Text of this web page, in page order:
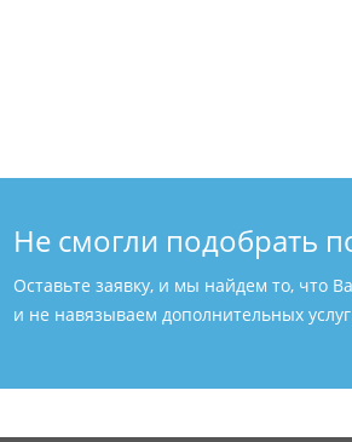
Не смогли подобрать
Оставьте заявку, и мы найдем то, что
и не навязываем дополнительных